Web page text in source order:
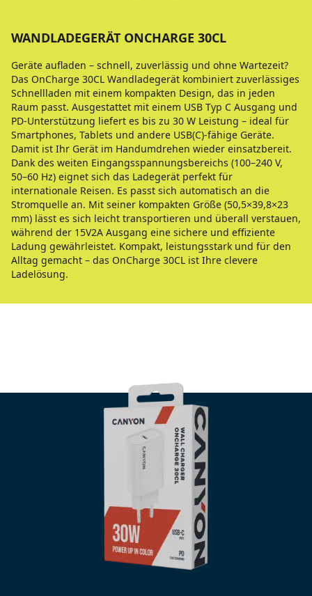
WANDLADEGERÄT ONCHARGE 30CL
Geräte aufladen – schnell, zuverlässig und ohne Wartezeit?
Das OnCharge 30CL Wandladegerät kombiniert zuverlässiges
Schnellladen mit einem kompakten Design, das in jeden
Raum passt. Ausgestattet mit einem USB Typ C Ausgang und
PD-Unterstützung liefert es bis zu 30 W Leistung – ideal für
Smartphones, Tablets und andere USB(C)-fähige Geräte.
Damit ist Ihr Gerät im Handumdrehen wieder einsatzbereit.
Dank des weiten Eingangsspannungsbereichs (100–240 V,
50–60 Hz) eignet sich das Ladegerät perfekt für
internationale Reisen. Es passt sich automatisch an die
Stromquelle an. Mit seiner kompakten Größe (50,5×39,8×23
mm) lässt es sich leicht transportieren und überall verstauen,
während der 15V2A Ausgang eine sichere und effiziente
Ladung gewährleistet. Kompakt, leistungsstark und für den
Alltag gemacht – das OnCharge 30CL ist Ihre clevere
Ladelösung.